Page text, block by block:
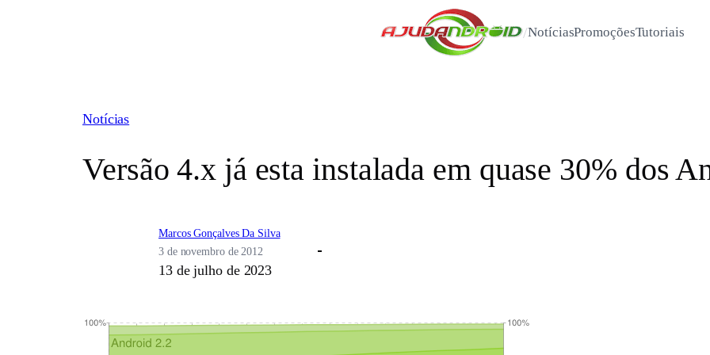
/NotíciasPromoçõesTutoriais
Notícias
Versão 4.x já esta instalada em quase 30% dos
Marcos Gonçalves Da Silva
3 de novembro de 2012
13 de julho de 2023